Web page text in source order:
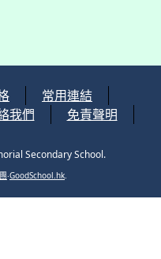
常用連結
我們 免責聲明
Secondary School.
‧GoodSchool.hk.